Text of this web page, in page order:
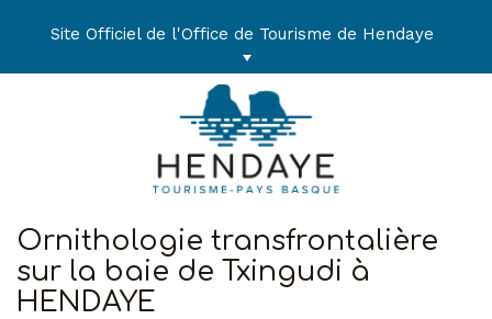
Site Officiel de l'Office de Tourisme de Hendaye
Ornithologie transfrontalière
sur la baie de Txingudi à
HENDAYE